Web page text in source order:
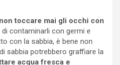
non toccare mai gli occhi con
di contaminarli con germi e
con la sabbia, è bene non
sabbia potrebbero graffiare la
acqua fresca e